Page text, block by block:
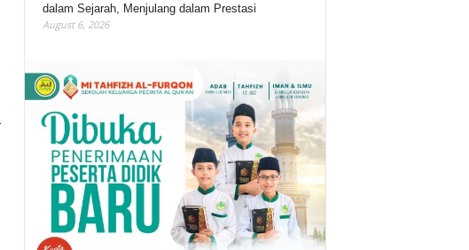
dalam Sejarah, Menjulang dalam Prestasi
August 6, 2026